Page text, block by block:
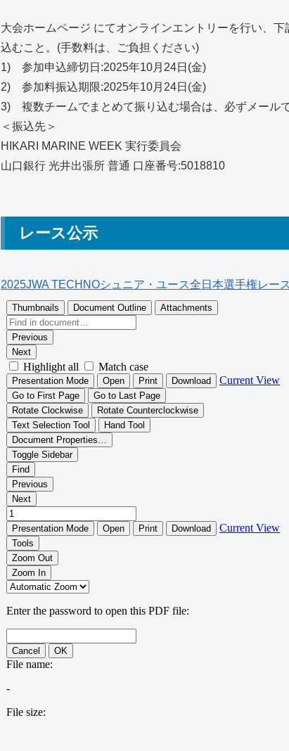
大会ホームページ にてオンラインエントリーを行い、下
込むこと。(手数料は、ご負担ください)
1) 参加申込締切日:2025年10月24日(金)
2) 参加料振込期限:2025年10月24日(金)
3) 複数チームでまとめて振り込む場合は、必ずメール
＜振込先＞
HIKARI MARINE WEEK 実行委員会
山口銀行 光井出張所 普通 口座番号:5018810
レース公示
2025JWA TECHNOシュニア・ユース全日本選手権レー